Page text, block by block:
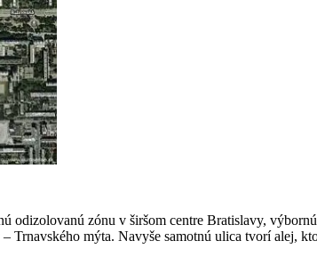
odizolovanú zónu v širšom centre Bratislavy,
mýta. Navyše samotnú ulica tvorí alej,